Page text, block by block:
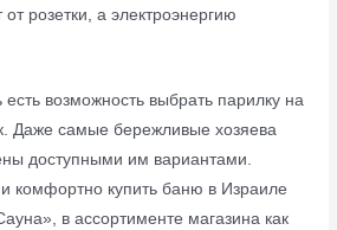
от розетки, а электроэнергию
возможность выбрать парилку на
Даже самые бережливые хозяева
доступными им вариантами.
комфортно купить баню в Израиле
в ассортименте магазина как